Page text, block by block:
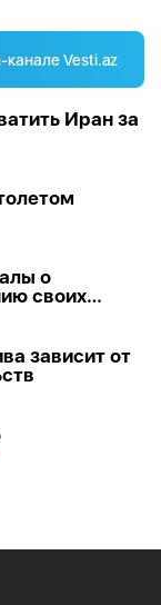
канале Vesti.az
Иран за
о
своих
зависит от